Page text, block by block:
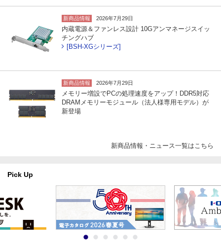
新商品情報 2026年7月29日
内蔵電源＆ファンレス設計 10Gアンマネージスイッ
チングハブ
[BSH-XGシリーズ]
新商品情報 2026年7月29日
メモリー増設でPCの処理速度をアップ！DDR5対応
DRAMメモリーモジュール（法人様専用モデル）が
新登場
新商品情報・ニュース一覧はこちら
Pick Up